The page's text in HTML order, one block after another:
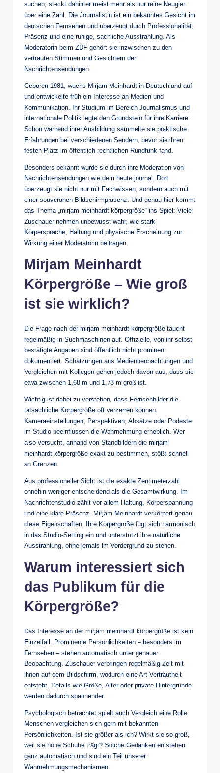
suchen, steckt dahinter meist mehr als nur reine Neugier
über eine Zahl. Die Journalistin ist ein bekanntes Gesicht im
deutschen Fernsehen und überzeugt durch Professionalität,
Präsenz und eine ruhige, sachliche Ausstrahlung. Als
Moderatorin beim ZDF gehört sie inzwischen zu den
vertrauten Stimmen und Gesichtern der
Nachrichtensendungen.
Geboren 1981, wuchs Mirjam Meinhardt in Deutschland auf
und entwickelte früh ein Interesse an Medien und
Kommunikation. Ihr Studium im Bereich Journalismus und
internationale Politik legte den Grundstein für ihre Karriere.
Schon während ihrer Ausbildung sammelte sie praktische
Erfahrungen bei verschiedenen Sendern, bevor sie ihren
festen Platz im öffentlich-rechtlichen Rundfunk fand.
Besonders bekannt wurde sie durch ihre Moderation von
Nachrichtensendungen wie dem heute journal. Dort
überzeugt sie nicht nur mit Fachwissen, sondern auch mit
einer souveränen Bildschirmpräsenz. Und genau hier kommt
das Thema „mirjam meinhardt körpergröße“ ins Spiel: Viele
Zuschauer nehmen unbewusst wahr, wie stark
Körpersprache, Haltung und physische Erscheinung zur
Wirkung einer Moderatorin beitragen.
Mirjam Meinhardt
Körpergröße – Wie groß
ist sie wirklich?
Die Frage nach der mirjam meinhardt körpergröße taucht
regelmäßig in Suchmaschinen auf. Offizielle, von ihr selbst
bestätigte Angaben sind öffentlich nicht prominent
dokumentiert. Schätzungen aus Medienbeobachtungen und
Vergleichen mit Kollegen gehen jedoch davon aus, dass sie
etwa zwischen 1,68 m und 1,73 m groß ist.
Wichtig ist dabei zu verstehen, dass Fernsehbilder die
tatsächliche Körpergröße oft verzerren können.
Kameraeinstellungen, Perspektiven, Absätze oder Podeste
im Studio beeinflussen die Wahrnehmung erheblich. Wer
also versucht, anhand von Standbildern die mirjam
meinhardt körpergröße exakt zu bestimmen, stößt schnell
an Grenzen.
Aus professioneller Sicht ist die exakte Zentimeterzahl
ohnehin weniger entscheidend als die Gesamtwirkung. Im
Nachrichtenstudio zählt vor allem Haltung, Körperspannung
und eine klare Präsenz. Mirjam Meinhardt verkörpert genau
diese Eigenschaften. Ihre Körpergröße fügt sich harmonisch
in das Studio-Setting ein und unterstützt ihre natürliche
Ausstrahlung, ohne jemals im Vordergrund zu stehen.
Warum interessiert sich
das Publikum für die
Körpergröße?
Das Interesse an der mirjam meinhardt körpergröße ist kein
Einzelfall. Prominente Persönlichkeiten – besonders im
Fernsehen – stehen automatisch unter genauer
Beobachtung. Zuschauer verbringen regelmäßig Zeit mit
ihnen auf dem Bildschirm, wodurch eine Art Vertrautheit
entsteht. Details wie Größe, Alter oder private Hintergründe
werden dadurch spannender.
Psychologisch betrachtet spielt auch Vergleich eine Rolle.
Menschen vergleichen sich gern mit bekannten
Persönlichkeiten. Ist sie größer als ich? Wirkt sie so groß,
weil sie hohe Schuhe trägt? Solche Gedanken entstehen
ganz automatisch und sind ein Teil unserer
Wahrnehmungsmechanismen.